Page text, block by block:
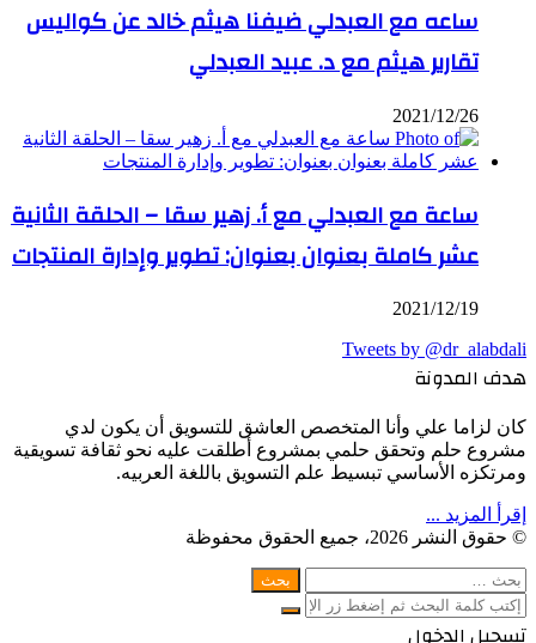
ساعه مع العبدلي ضيفنا هيثم خالد عن كواليس
تقارير هيثم مع د. عبيد العبدلي
2021/12/26
ساعة مع العبدلي مع أ. زهير سقا – الحلقة الثانية
عشر كاملة بعنوان بعنوان: تطوير وإدارة المنتجات
2021/12/19
Tweets by @dr_alabdali
هدف المدونة
كان لزاما علي وأنا المتخصص العاشق للتسويق أن يكون لدي
مشروع حلم وتحقق حلمي بمشروع أطلقت عليه نحو ثقافة تسويقية
ومرتكزه الأساسي تبسيط علم التسويق باللغة العربيه.
إقرأ المزيد ...
© حقوق النشر 2026، جميع الحقوق محفوظة
Facebook
Twitter
WhatsApp
Telegram
زر
الذهاب
إلى
إغلاق
البحث
عن:
إغلاق
بحث
إغلاق